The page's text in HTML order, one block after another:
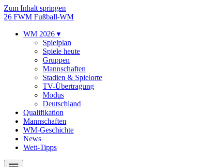
Zum Inhalt springen
26 FWM Fußball-WM
WM 2026 ▾
Spielplan
Spiele heute
Gruppen
Mannschaften
Stadien & Spielorte
TV-Übertragung
Modus
Deutschland
Qualifikation
Mannschaften
WM-Geschichte
News
Wett-Tipps